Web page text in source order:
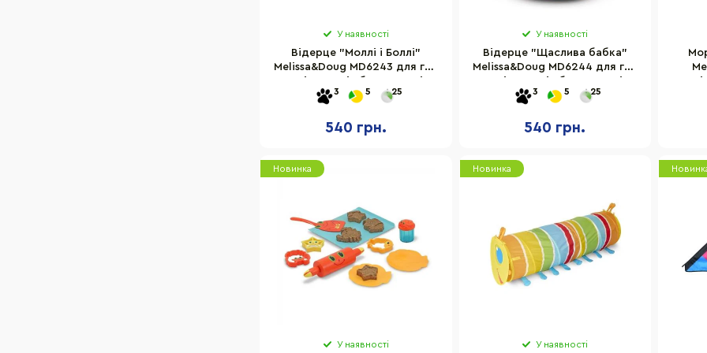
У наявності
Відерце "Моллі і Боллі"
Melissa&Doug MD6243 для гри
3 5 25
540 грн.
У наявності
Відерце "Щаслива бабка"
Melissa&Doug MD6244 для гри
3 5 25
540 грн.
Новинка
У наявності
Новинка
У наявності